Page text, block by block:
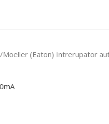
Moeller (Eaton) Intrerupator